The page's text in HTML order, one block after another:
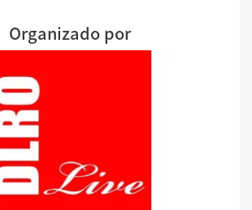
Organizado por